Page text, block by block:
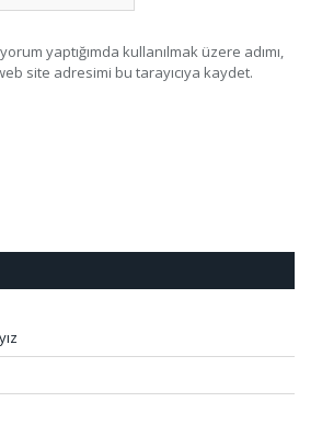
yaptığımda kullanılmak üzere adımı,
site adresimi bu tarayıcıya kaydet.